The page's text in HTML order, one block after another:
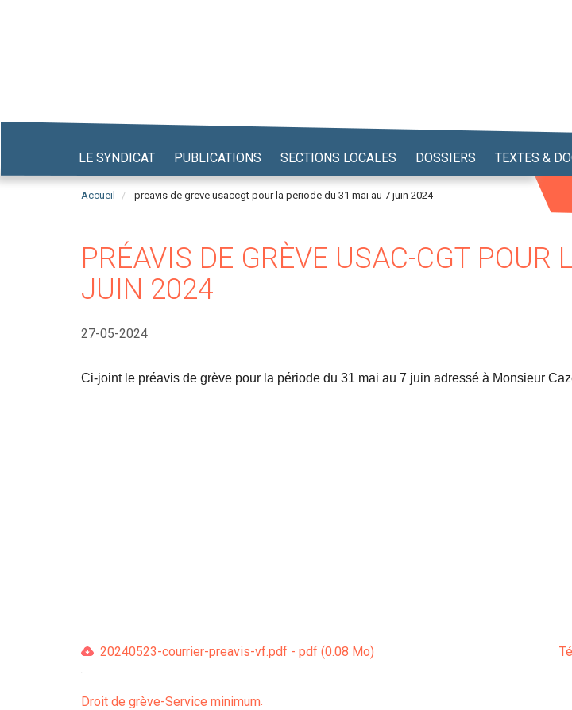
LE SYNDICAT PUBLICATIONS SECTIONS LOCALES DOSSIERS TEXTES &
Accueil preavis de greve usaccgt pour la periode du 31 mai au 7 juin 2024
PRÉAVIS DE GRÈVE USAC-CGT
JUIN 2024
27-05-2024
Ci-joint le préavis de grève pour la période du 31 mai au 7 juin adressé à Monsieur
20240523-courrier-preavis-vf.pdf - pdf (0.08 Mo)
Droit de grève-Service minimum